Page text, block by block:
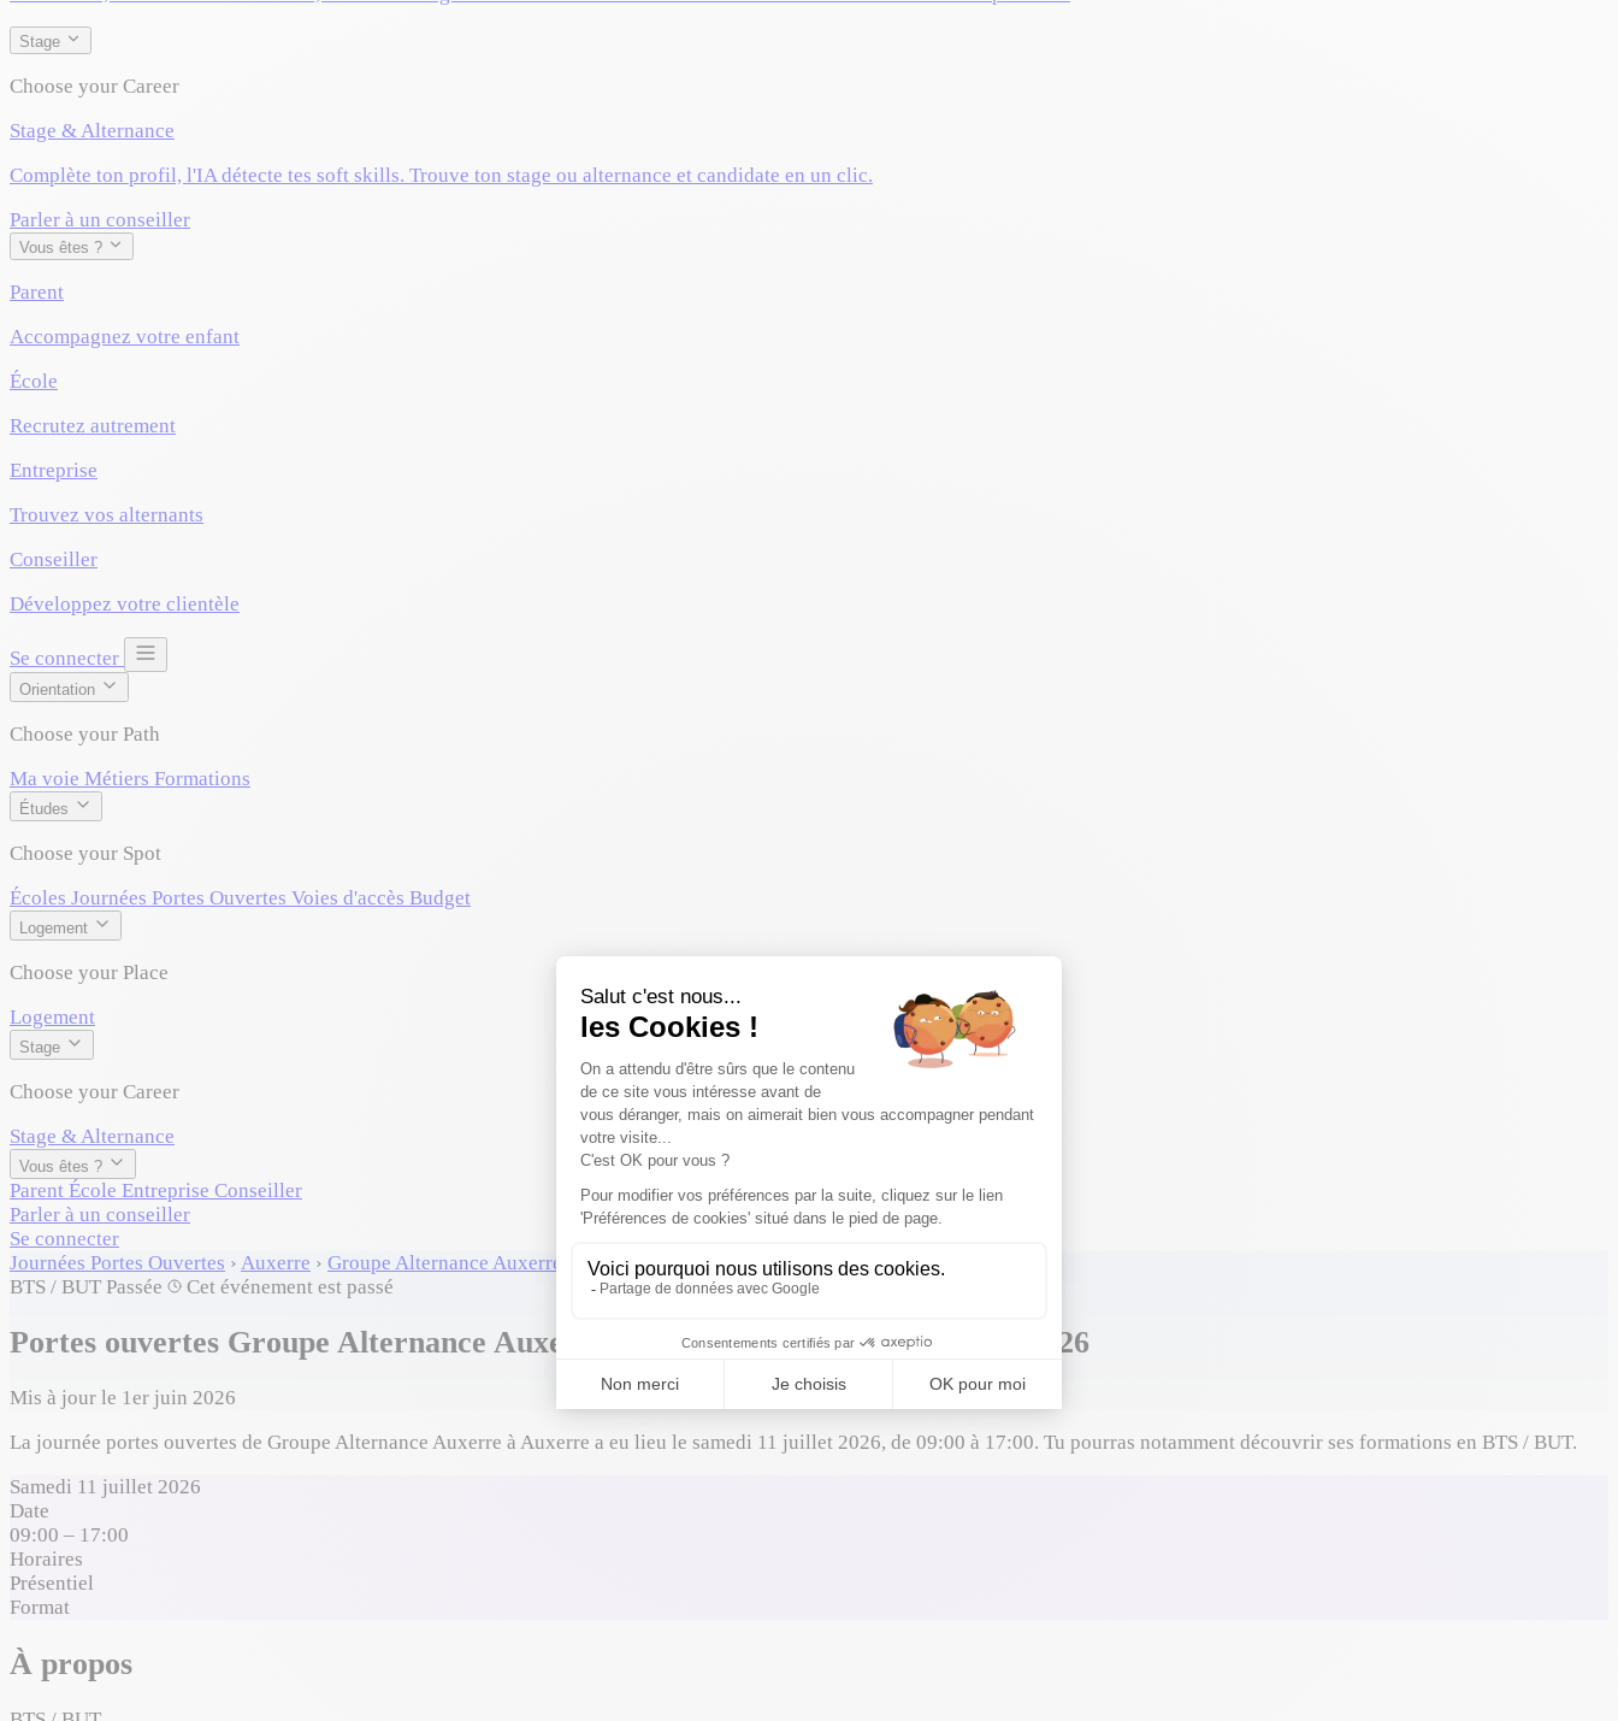
Stage
Choose your Career
Stage & Alternance
Complète ton profil, l'IA détecte tes soft skills. Trouve ton stage ou alternance et candidate en un clic.
Parler à un conseiller
Vous êtes ?
Parent
Accompagnez votre enfant
École
Recrutez autrement
Entreprise
Trouvez vos alternants
Conseiller
Développez votre clientèle
Se connecter
Orientation
Choose your Path
Ma voie Métiers Formations
Études
Choose your Spot
Écoles Journées Portes Ouvertes Voies d'accès Budget
Logement
Choose your Place
Logement
Stage
Choose your Career
Stage & Alternance
Vous êtes ?
Parent École Entreprise Conseiller
Parler à un conseiller
Se connecter
Journées Portes Ouvertes › Auxerre › Groupe Alternance Auxerre
Samedi 11 juillet
BTS / BUT Passée Cet événement est passé
Portes ouvertes Groupe Alternance Auxerre à Auxerre — samedi 11 juillet 2026
Mis à jour le 1er juin 2026
La journée portes ouvertes de Groupe Alternance Auxerre à Auxerre a eu lieu le samedi 11 juillet 2026, de 09:00 à 17:00. Tu pourras notamment découvrir ses formations en BTS / BUT.
Samedi 11 juillet 2026
Date
09:00 – 17:00
Horaires
Présentiel
Format
À propos